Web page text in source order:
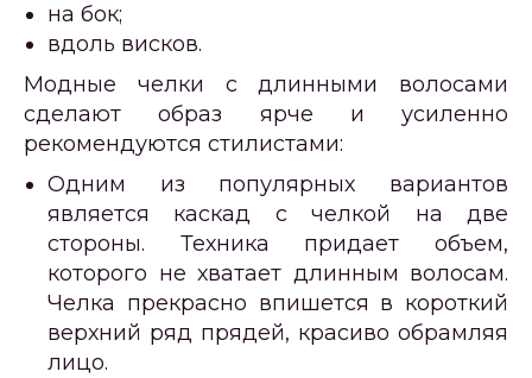
на бок;
вдоль висков.
Модные челки с длинными волосами
сделают образ ярче и усиленно
рекомендуются стилистами:
Одним из популярных вариантов
является каскад с челкой на две
стороны. Техника придает объем,
которого не хватает длинным волосам.
Челка прекрасно впишется в короткий
верхний ряд прядей, красиво обрамляя
лицо.